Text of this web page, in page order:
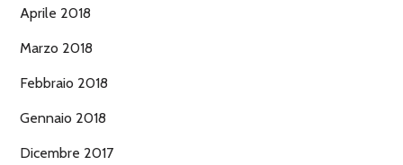
Aprile 2018
Marzo 2018
Febbraio 2018
Gennaio 2018
Dicembre 2017